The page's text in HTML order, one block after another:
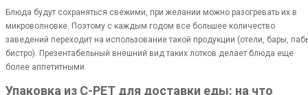
Блюда будут сохраняться свежими, при желании можно разогревать их в
микроволновке. Поэтому с каждым годом все большее количество
заведений переходит на использование такой продукции (отели, бары,
бистро). Презентабельный внешний вид таких лотков делает блюда еще
более аппетитными.
Упаковка из C-PET для доставки еды: на что